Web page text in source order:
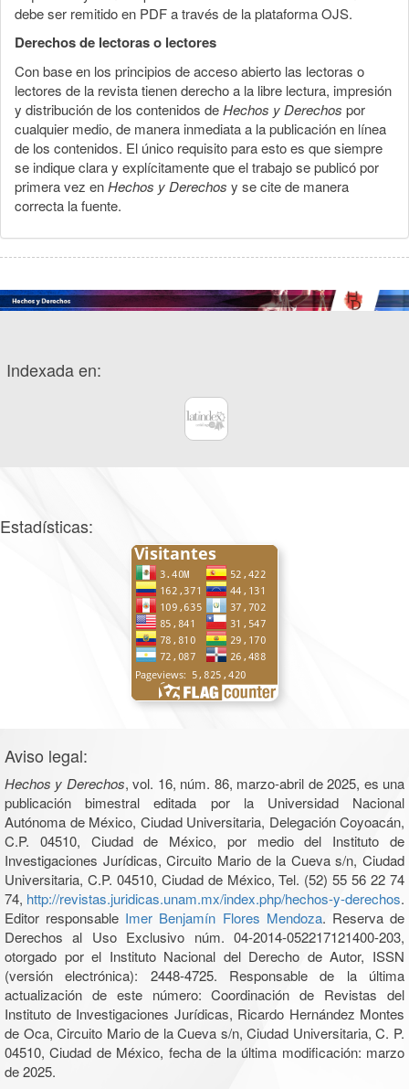
debe ser remitido en PDF a través de la plataforma OJS.
Derechos de lectoras o lectores
Con base en los principios de acceso abierto las lectoras o
lectores de la revista tienen derecho a la libre lectura, impresión
y distribución de los contenidos deHechos y Derechos por
cualquier medio, de manera inmediata a la publicación en línea
de los contenidos. El único requisito para esto es que siempre
se indique clara y explícitamente que el trabajo se publicó por
primera vez enHechos y Derechos y se cite de manera
correcta la fuente.
Indexada en:
Estadísticas:
Aviso legal:
Hechos y Derechos, vol. 16, núm. 86, marzo-abril de 2025, es una
publicación bimestral editada por la Universidad Nacional
Autónoma de México, Ciudad Universitaria, Delegación Coyoacán,
C.P. 04510, Ciudad de México, por medio del Instituto de
Investigaciones Jurídicas, Circuito Mario de la Cueva s/n, Ciudad
Universitaria, C.P. 04510, Ciudad de México, Tel. (52) 55 56 22 74
74, http://revistas.juridicas.unam.mx/index.php/hechos-y-derechos.
Editor responsable Imer Benjamín Flores Mendoza. Reserva de
Derechos al Uso Exclusivo núm. 04-2014-052217121400-203,
otorgado por el Instituto Nacional del Derecho de Autor, ISSN
(versión electrónica): 2448-4725. Responsable de la última
actualización de este número: Coordinación de Revistas del
Instituto de Investigaciones Jurídicas, Ricardo Hernández Montes
de Oca, Circuito Mario de la Cueva s/n, Ciudad Universitaria, C. P.
04510, Ciudad de México, fecha de la última modificación: marzo
de 2025.